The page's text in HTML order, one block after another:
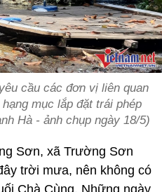
cầu các đơn vị liên quan
mục lắp đặt trái phép
Hà - ảnh chụp ngày 18/5)
Sơn, xã Trường Sơn
trời mưa, nên không có
Chà Cùng. Những ngày